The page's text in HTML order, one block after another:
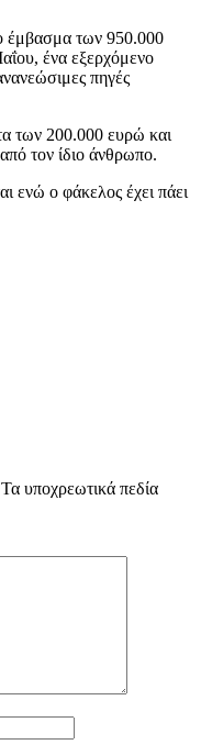
έμβασμα των 950.000
ένα εξερχόμενο
πηγές
των 200.000 ευρώ και
τον ίδιο άνθρωπο.
ενώ ο φάκελος έχει πάει
Τα υποχρεωτικά πεδία